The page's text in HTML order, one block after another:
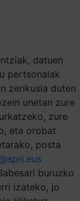
datuen
pertsonalak
zerikusia duten
unetan zure
zure
eta orobat
posta
buruzko
izateko, jo